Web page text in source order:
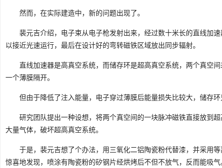
然而，在实际建造中，新的问题出现了。
裴元吉介绍，电子束从电子枪发射出来，经过数十米长的直线加
以接近光速运行，最后在设计好的弯转磁铁区域放出同步辐射。
直线加速器是高真空系统，而储存环是超高真空系统，两个真空
一个薄膜隔开。
但由于降低了注入能量，电子穿过薄膜后能量损失比较大，储存
研究团队提出一种设想，将两个真空间的一块脉冲磁铁直接放到
大量气体，破坏超高真空系统。
于是，裴元吉想了个办法，用三氧化二铝陶瓷粉代替漆，并采用
惊喜地发现，喷涂有陶瓷粉的矽钢片经烘烤后不但不放气，反而能吸